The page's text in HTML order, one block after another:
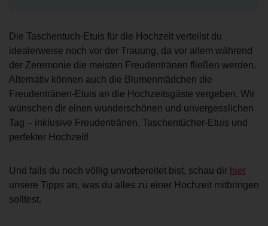
Die Taschentuch-Etuis für die Hochzeit verteilst du
idealerweise noch vor der Trauung, da vor allem während
der Zeremonie die meisten Freudentränen fließen werden.
Alternativ können auch die Blumenmädchen die
Freudentränen-Etuis an die Hochzeitsgäste vergeben. Wir
wünschen dir einen wunderschönen und unvergesslichen
Tag – inklusive Freudentränen, Taschentücher-Etuis und
perfekter Hochzeit!
Und falls du noch völlig unvorbereitet bist, schau dir hier
unsere Tipps an, was du alles zu einer Hochzeit mitbringen
solltest.